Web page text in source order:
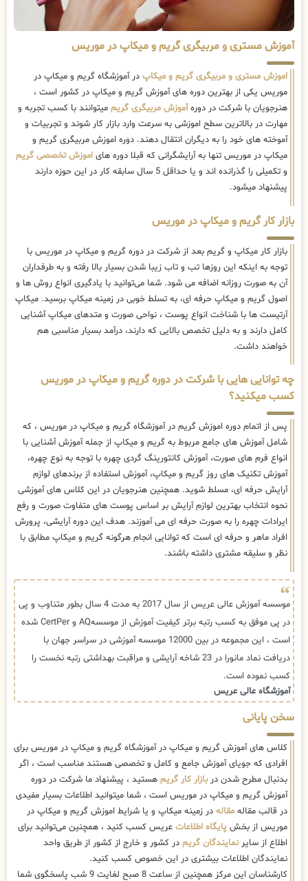
آموزش مستری و مربیگری گریم و میکاپ در موریس
اموزش مستری و مربیگری گریم و میکاپ در آموزشگاه گریم و میکاپ در
موریس یکی از بهترین دوره های آموزش گریم و میکاپ در کشور است ،
هنرجویان با شرکت در دورهآموزش مربیگری گریم میتوانند با کسب تجربه و
مهارت در بالاترین سطح اموزشی به سرعت وارد بازار کار شوند و تجربیات و
آموخته های خود را به دیگران انتقال دهند. دوره اموزش مربیگری گریم و
میکاپ در موریس تنها به آرایشگرانی که قبلا دوره های اموزش تخصصی گریم
و تکمیلی را گذرانده اند و یا حداقل 5 سال سابقه کار در این حوزه دارند
پیشنهاد میشود.
بازار کار گریم و میکاپ در موریس
بازار کار میکاپ و گریم بعد از شرکت در دوره گریم و میکاپ در موریس با
توجه به اینکه این روزها تب و تاب زیبا شدن بسیار بالا رفته و به طرفداران
آن به صورت روزانه اضافه می شود. شما می‌توانید با یادگیری انواع روش ها و
اصول گریم و میکاپ حرفه ای، به تسلط خوبی در زمینه میکاپ برسید. میکاپ
آرتیست ها با شناخت انواع پوست ، نواحی صورت و متدهای میکاپ آشنایی
کامل دارند و به دلیل تخصص بالایی که دارند، درآمد بسیار مناسبی هم
خواهند داشت.
چه توانایی هایی با شرکت در دوره گریم و میکاپ در موریس
کسب میکنید؟
پس از اتمام دوره اموزش گریم در آموزشگاه گریم و میکاپ در موریس ، که
شامل آموزش های جامع مربوط به گریم و میکاپ از جمله آموزش آشنایی با
انواع فرم های صورت، آموزش کانتورینگ گردی چهره با توجه به نوع چهره،
آموزش تکنیک های روز گریم و میکاپ، آموزش استفاده از برندهای لوازم
آرایش حرفه ای، مسلط شوید. همچنین هنرجویان در این کلاس های آموزشی
نحوه انتخاب بهترین لوازم آرایش بر اساس پوست های متفاوت صورت و رفع
ایرادات چهره را به صورت حرفه ای می آموزند. هدف این دوره آرایشی، پرورش
افراد ماهر و حرفه ای است که توانایی انجام هرگونه گریم و میکاپ مطابق با
نظر و سلیقه مشتری داشته باشند.
موسسه آموزش عالی عریس از سال 2017 به مدت 4 سال بطور متناوب و پی
در پی موفق به کسب رتبه برتر کیفیت آموزش از موسسهAQ و CertPer شده
است ، این مجموعه در بین 12000 موسسه آموزشی در سراسر جهان با
دریافت نماد مانورا در 23 شاخه آرایشی و مراقبت بهداشتی رتبه نخست را
کسب نموده است.
آموزشگاه عالی عریس
سخن پایانی
کلاس های آموزش گریم و میکاپ در آموزشگاه گریم و میکاپ در موریس برای
افرادی که جویای آموزش جامع و کامل و تخصصی هستند مناسب است ، اگر
بدنبال مطرح شدن دربازار کار گریم هستید ، پیشنهاد ما شرکت در دوره
آموزش گریم و میکاپ در موریس است ، شما میتوانید اطلاعات بسیار مفیدی
در قالب مقاله مقاله در زمینه میکاپ و یا شرایط اموزش گریم و میکاپ در
موریس از بخش پایگاه اطلاعات عریس کسب کنید ، همچنین می‌توانید برای
اطلاع از سایرنمایندگان گریم در کشور و خارج از کشور از طریق واحد
نمایندگان اطلاعات بیشتری در این خصوص کسب کنید.
کارشناسان این مرکز همچنین از ساعت 8 صبح لغایت 9 شب پاسخگوی شما